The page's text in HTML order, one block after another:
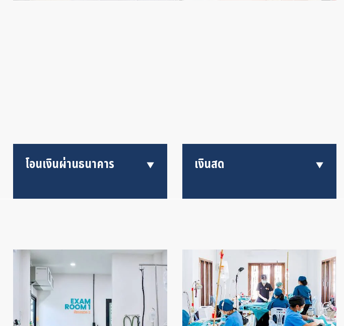
โอนเงินผ่านธนาคาร เงินสด